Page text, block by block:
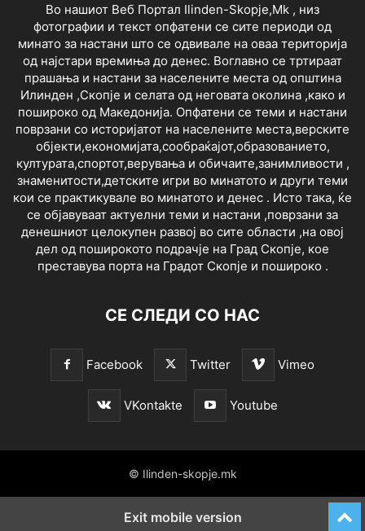
Во нашиот Веб Портал Ilinden-Skopje,Mk , низ
фотографии и текст опфатени се сите периоди од
минато за настани што се одвивале на оваа територија
од најстари времиња до денес. Воглавно се тртираат
прашања и настани за населените места од општина
Илинден ,Скопје и селата од неговата околина ,како и
пошироко од Македонија. Опфатени се теми и настани
поврзани со историјатот на населените места,верските
објекти,економијата,сообраќајот,образованието,
културата,спортот,верувања и обичаите,занимливости ,
знаменитости,детските игри во минатото и други теми
кои се практикувале во минатото и денес . Исто така, ќе
се објавуваат актуелни теми и настани ,поврзани за
денешниот целокупен развој во сите области ,на овој
дел од поширокото подрачје на Град Скопје, кое
преставува порта на Градот Скопје и пошироко .
СЕ СЛЕДИ СО НАС
Facebook Twitter Vimeo
VKontakte Youtube
© Ilinden-skopje.mk
Exit mobile version